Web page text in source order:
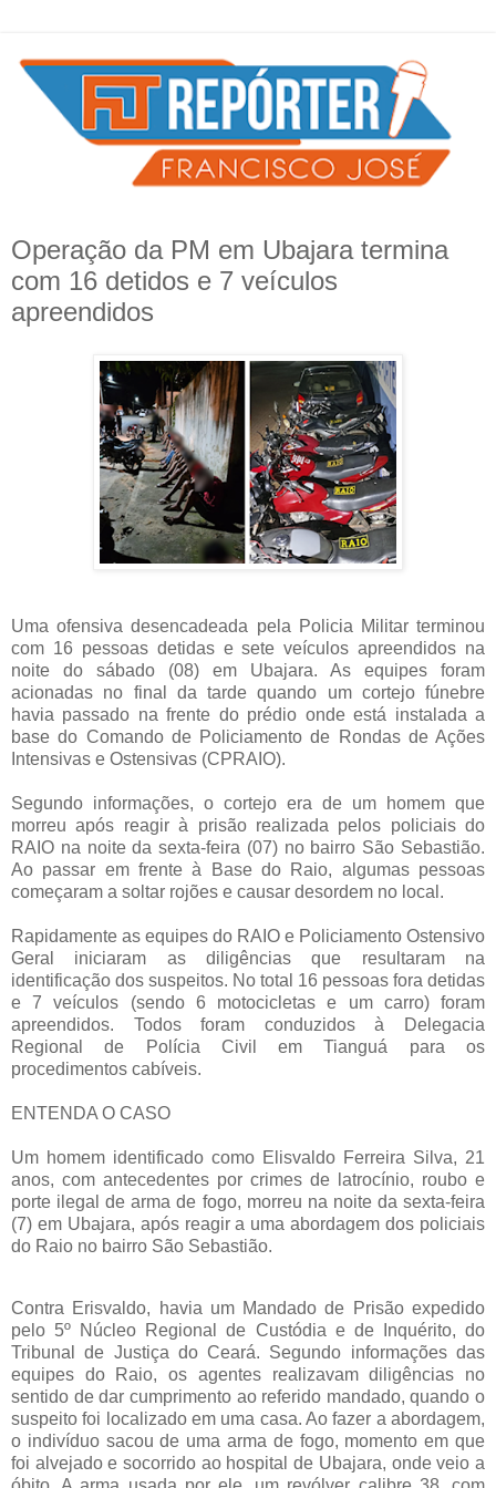
Operação da PM em Ubajara termina
com 16 detidos e 7 veículos
apreendidos
Uma ofensiva desencadeada pela Policia Militar terminou
com 16 pessoas detidas e sete veículos apreendidos na
noite do sábado (08) em Ubajara. As equipes foram
acionadas no final da tarde quando um cortejo fúnebre
havia passado na frente do prédio onde está instalada a
base do Comando de Policiamento de Rondas de Ações
Intensivas e Ostensivas (CPRAIO).
Segundo informações, o cortejo era de um homem que
morreu após reagir à prisão realizada pelos policiais do
RAIO na noite da sexta-feira (07) no bairro São Sebastião.
Ao passar em frente à Base do Raio, algumas pessoas
começaram a soltar rojões e causar desordem no local.
Rapidamente as equipes do RAIO e Policiamento Ostensivo
Geral iniciaram as diligências que resultaram na
identificação dos suspeitos. No total 16 pessoas fora detidas
e 7 veículos (sendo 6 motocicletas e um carro) foram
apreendidos. Todos foram conduzidos à Delegacia
Regional de Polícia Civil em Tianguá para os
procedimentos cabíveis.
ENTENDA O CASO
Um homem identificado como Elisvaldo Ferreira Silva, 21
anos, com antecedentes por crimes de latrocínio, roubo e
porte ilegal de arma de fogo, morreu na noite da sexta-feira
(7) em Ubajara, após reagir a uma abordagem dos policiais
do Raio no bairro São Sebastião.
Contra Erisvaldo, havia um Mandado de Prisão expedido
pelo 5º Núcleo Regional de Custódia e de Inquérito, do
Tribunal de Justiça do Ceará. Segundo informações das
equipes do Raio, os agentes realizavam diligências no
sentido de dar cumprimento ao referido mandado, quando o
suspeito foi localizado em uma casa. Ao fazer a abordagem,
o indivíduo sacou de uma arma de fogo, momento em que
foi alvejado e socorrido ao hospital de Ubajara, onde veio a